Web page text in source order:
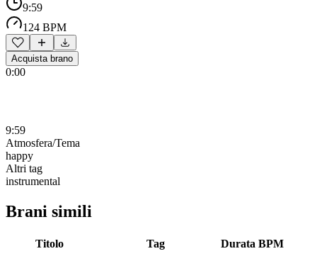
9:59
124 BPM
Acquista brano
0:00
9:59
Atmosfera/Tema
happy
Altri tag
instrumental
Brani simili
Titolo Tag Durata BPM